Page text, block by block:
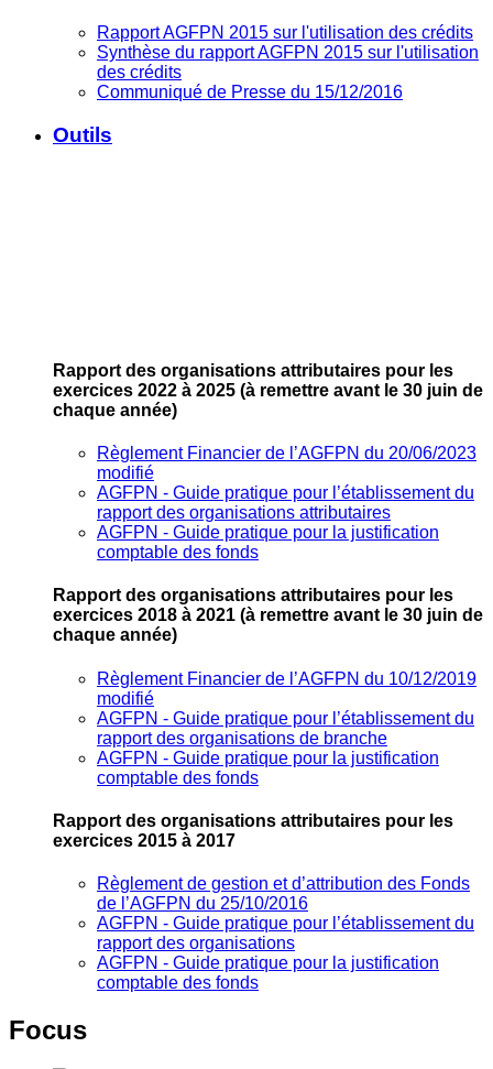
Rapport AGFPN 2015 sur l'utilisation des crédits
Synthèse du rapport AGFPN 2015 sur l'utilisation
des crédits
Communiqué de Presse du 15/12/2016
Outils
Rapport des organisations attributaires pour les
exercices 2022 à 2025 (à remettre avant le 30 juin de
chaque année)
Règlement Financier de l’AGFPN du 20/06/2023
modifié
AGFPN ‐ Guide pratique pour l’établissement du
rapport des organisations attributaires
AGFPN ‐ Guide pratique pour la justification
comptable des fonds
Rapport des organisations attributaires pour les
exercices 2018 à 2021 (à remettre avant le 30 juin de
chaque année)
Règlement Financier de l’AGFPN du 10/12/2019
modifié
AGFPN ‐ Guide pratique pour l’établissement du
rapport des organisations de branche
AGFPN ‐ Guide pratique pour la justification
comptable des fonds
Rapport des organisations attributaires pour les
exercices 2015 à 2017
Règlement de gestion et d’attribution des Fonds
de l’AGFPN du 25/10/2016
AGFPN ‐ Guide pratique pour l’établissement du
rapport des organisations
AGFPN ‐ Guide pratique pour la justification
comptable des fonds
Focus